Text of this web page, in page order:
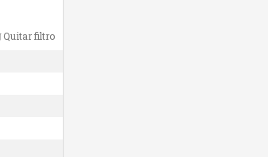
Quitar filtro